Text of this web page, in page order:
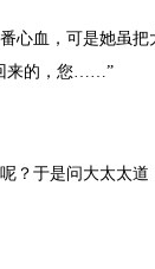
心血，可是她虽把
来的，您……”
？于是问大太太道